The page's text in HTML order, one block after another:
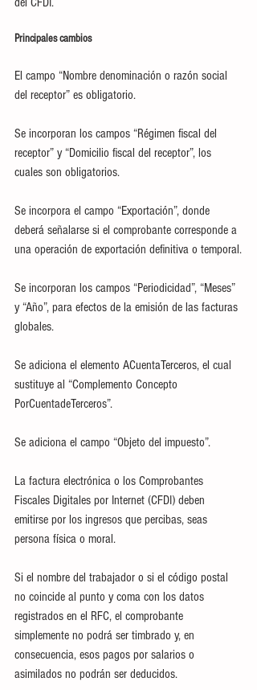
Principales cambios
El campo “Nombre denominación o razón social
del receptor” es obligatorio.
Se incorporan los campos “Régimen fiscal del
receptor” y “Domicilio fiscal del receptor”, los
cuales son obligatorios.
Se incorpora el campo “Exportación”, donde
deberá señalarse si el comprobante corresponde a
una operación de exportación definitiva o temporal.
Se incorporan los campos “Periodicidad”, “Meses”
y “Año”, para efectos de la emisión de las facturas
globales.
Se adiciona el elemento ACuentaTerceros, el cual
sustituye al “Complemento Concepto
PorCuentadeTerceros”.
Se adiciona el campo “Objeto del impuesto”.
La factura electrónica o los Comprobantes
Fiscales Digitales por Internet (CFDI) deben
emitirse por los ingresos que percibas, seas
persona física o moral.
Si el nombre del trabajador o si el código postal
no coincide al punto y coma con los datos
registrados en el RFC, el comprobante
simplemente no podrá ser timbrado y, en
consecuencia, esos pagos por salarios o
asimilados no podrán ser deducidos.